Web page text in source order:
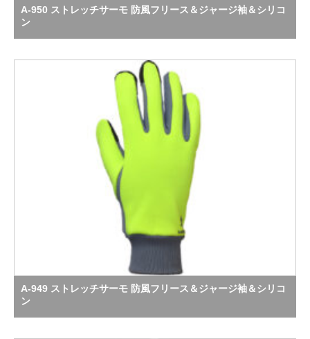
A-950 ストレッチサーモ 防風フリース＆ジャージ袖＆シリコ
ン
A-949 ストレッチサーモ 防風フリース＆ジャージ袖＆シリコ
ン